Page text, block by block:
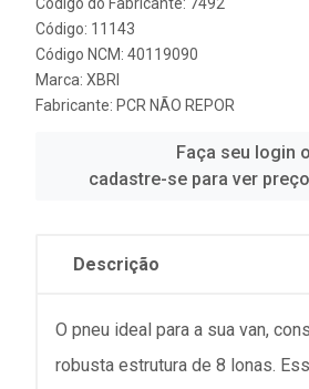
Código: 11143
Código NCM: 40119090
Marca: XBRI
Fabricante: PCR NÃO REPOR
Faça seu login
cadastre-se para ver
Descrição
O pneu ideal para a sua van,
robusta estrutura de 8 lonas.